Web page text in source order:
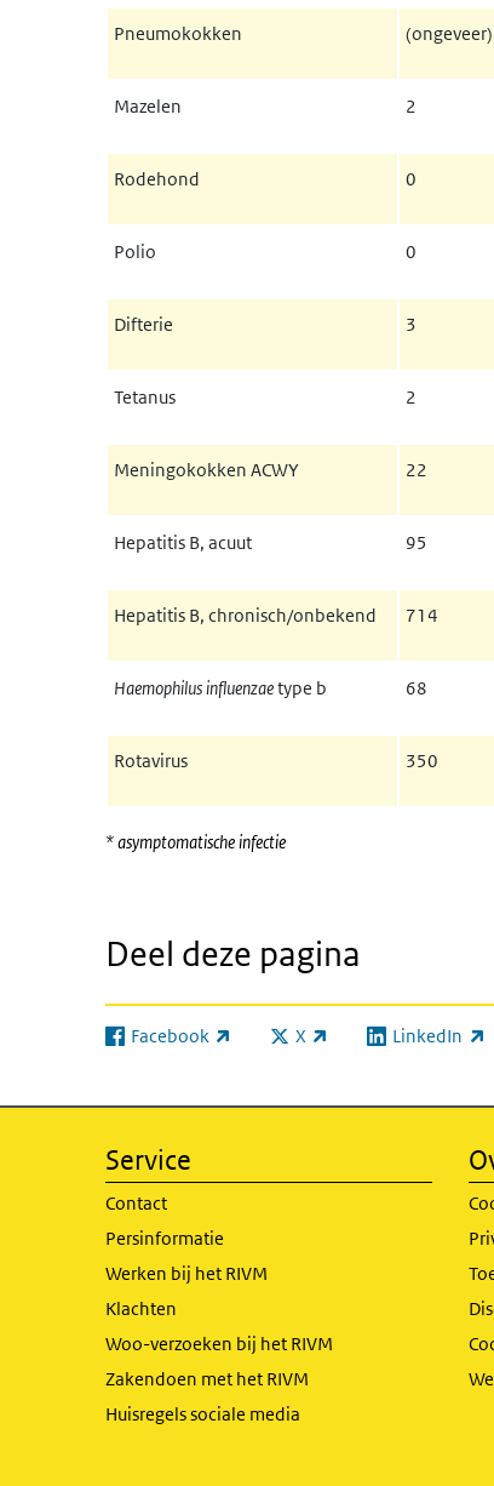
Pneumokokken
Mazelen 2
Rodehond 0
Polio 0
Difterie 3
Tetanus 2
Meningokokken ACWY 22
Hepatitis B, acuut 95
Hepatitis B, chronisch/onbekend 714
Haemophilus influenzaetype b 68
Rotavirus 350
* asymptomatische infectie
Deel deze pagina
Facebook
(externe link) X
(externe link) LinkedIn
(externe link)
Service
Contact
Persinformatie
Werken bij het RIVM
Klachten
Woo-verzoeken bij het RIVM
Zakendoen met het RIVM
Huisregels sociale media